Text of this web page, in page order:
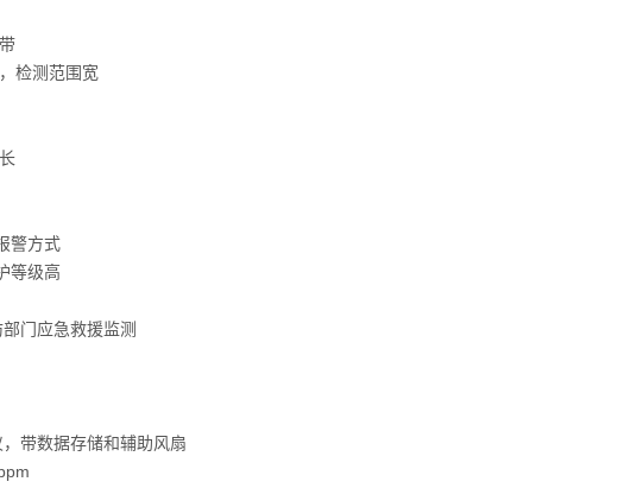
检测范围宽
警方式
等级高
门应急救援监测
带数据存储和辅助风扇